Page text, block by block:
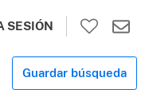
SESIÓN
Guardar búsqueda